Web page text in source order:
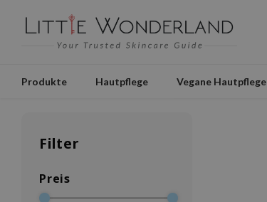
Produkte Hautpflege Vegane Hautpflege
Filter
Preis